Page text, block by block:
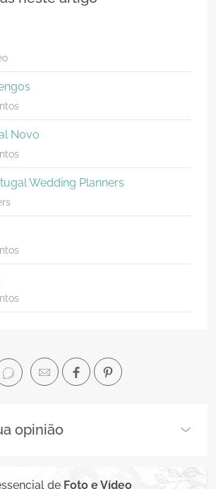
Novo
Wedding Planners
opinião
de Foto e Vídeo